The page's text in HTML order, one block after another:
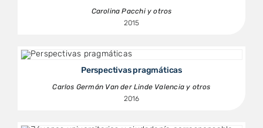
Carolina Pacchi y otros
2015
Perspectivas pragmáticas
Carlos Germán Van der Linde Valencia y otros
2016